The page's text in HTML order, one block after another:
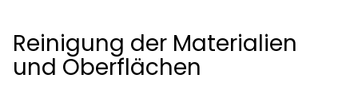
Reinigung der Materialien
und Oberflächen